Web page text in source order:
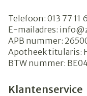
Telefoon: 013 77 11
E-mailadres: info@
APB nummer:
Apotheek titularis:
BTW nummer:
Klantenservice